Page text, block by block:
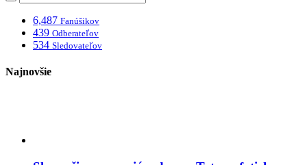
6,487 Fanúšikov
439 Odberateľov
534 Sledovateľov
Najnovšie